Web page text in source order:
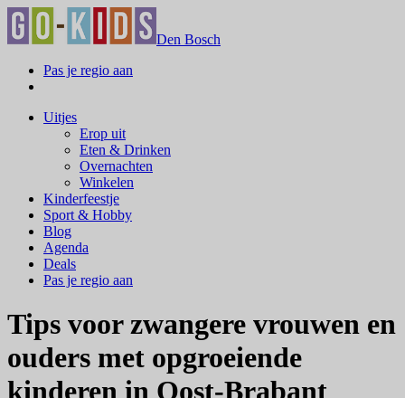
Den Bosch
Pas je regio aan
Uitjes
Erop uit
Eten & Drinken
Overnachten
Winkelen
Kinderfeestje
Sport & Hobby
Blog
Agenda
Deals
Pas je regio aan
Tips voor zwangere vrouwen en
ouders met opgroeiende
kinderen in Oost-Brabant